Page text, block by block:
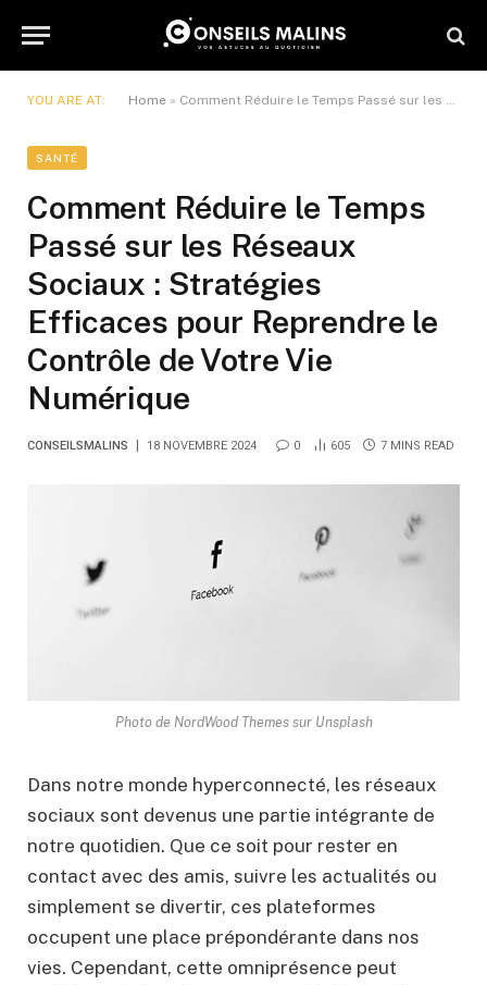
YOU ARE AT: Home » Comment Réduire le Temps Passé sur les Réseaux Sociaux : Stratégies Efficaces pour Reprendre le Contrôle de Votre Vie Numérique
SANTÉ
Comment Réduire le Temps
Passé sur les Réseaux
Sociaux : Stratégies
Efficaces pour Reprendre le
Contrôle de Votre Vie
Numérique
CONSEILSMALINS 18 NOVEMBRE 2024 0 605 7 MINS READ
Photo de NordWood Themes sur Unsplash
Dans notre monde hyperconnecté, les réseaux
sociaux sont devenus une partie intégrante de
notre quotidien. Que ce soit pour rester en
contact avec des amis, suivre les actualités ou
simplement se divertir, ces plateformes
occupent une place prépondérante dans nos
vies. Cependant, cette omniprésence peut